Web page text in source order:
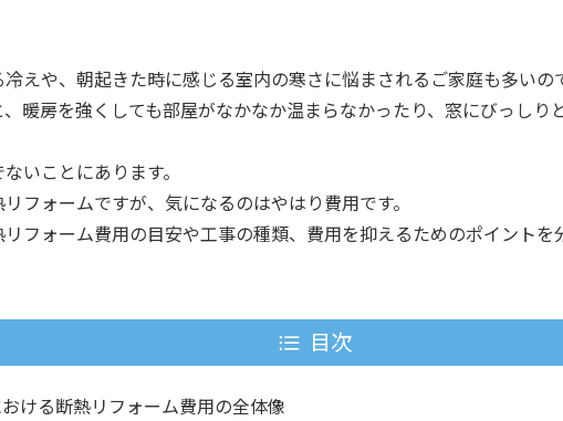
えや、朝起きた時に感じる室内の寒さに悩まされるご家庭も多いの
暖房を強くしても部屋がなかなか温まらなかったり、窓にびっし
いことにあります。
フォームですが、気になるのはやはり費用です。
フォーム費用の目安や工事の種類、費用を抑えるためのポイントを
目次
ける断熱リフォーム費用の全体像